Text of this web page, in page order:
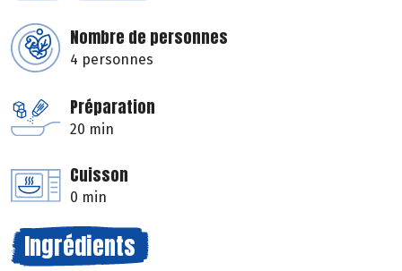
Nombre de personnes
4 personnes
Préparation
20 min
Cuisson
0 min
Ingrédients